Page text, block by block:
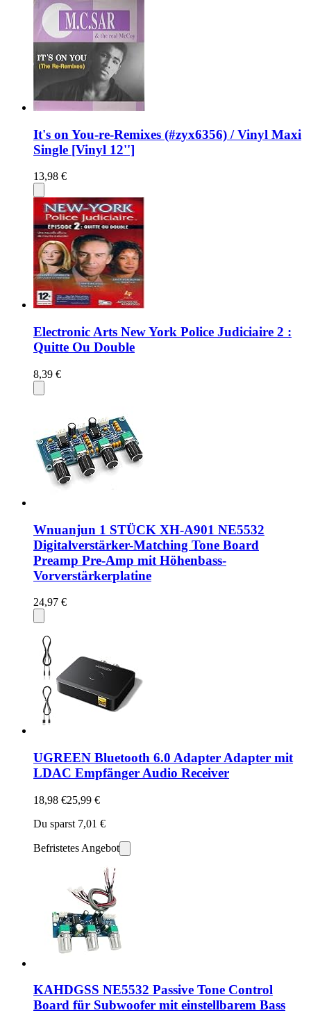
It's on You-re-Remixes (#zyx6356) / Vinyl Maxi
Single [Vinyl 12'']
13,98 €
Electronic Arts New York Police Judiciaire 2 :
Quitte Ou Double
8,39 €
Wnuanjun 1 STÜCK XH-A901 NE5532
Digitalverstärker-Matching Tone Board
Preamp Pre-Amp mit Höhenbass-
Vorverstärkerplatine
24,97 €
UGREEN Bluetooth 6.0 Adapter Adapter mit
LDAC Empfänger Audio Receiver
18,98 €25,99 €
Du sparst 7,01 €
Befristetes Angebot
KAHDGSS NE5532 Passive Tone Control
Board für Subwoofer mit einstellbarem Bass